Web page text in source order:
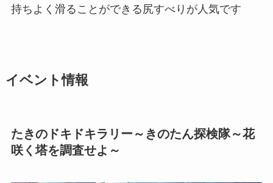
持ちよく滑ることができる尻すべりが人気です
イベント情報
たきのドキドキラリー～きのたん探検隊～花
咲く塔を調査せよ～